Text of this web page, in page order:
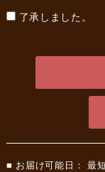
了承しました。
■ お届け可能日： 最